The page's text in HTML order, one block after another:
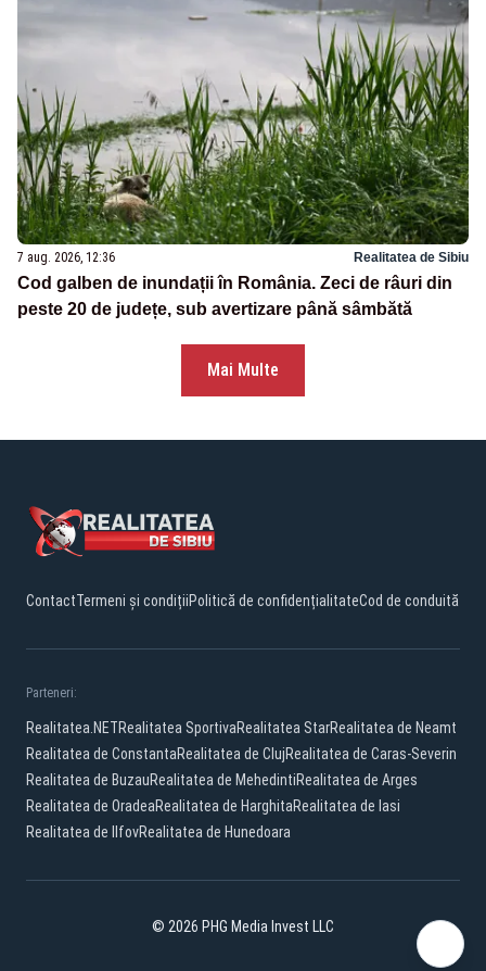
7 aug. 2026, 12:36 Realitatea de Sibiu
Cod galben de inundații în România. Zeci de râuri din
peste 20 de județe, sub avertizare până sâmbătă
Mai Multe
ContactTermeni și condițiiPolitică de confidențialitateCod de conduită
Parteneri:
Realitatea.NETRealitatea SportivaRealitatea StarRealitatea de Neamt
Realitatea de ConstantaRealitatea de ClujRealitatea de Caras-Severin
Realitatea de BuzauRealitatea de MehedintiRealitatea de Arges
Realitatea de OradeaRealitatea de HarghitaRealitatea de Iasi
Realitatea de IlfovRealitatea de Hunedoara
© 2026 PHG Media Invest LLC